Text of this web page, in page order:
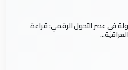
في عصر التحول الرقمي: قراءة